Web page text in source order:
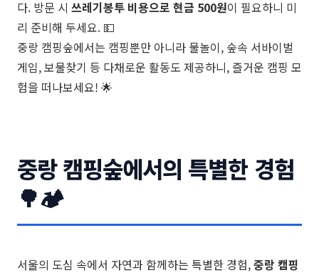
다. 방문 시 쓰레기봉투 비용으로 현금 500원이 필요하니 미
리 준비해 두세요. 💵
중랑 캠핑숲에서는 캠핑뿐만 아니라 물놀이, 숲속 서바이벌
게임, 보물찾기 등 다채로운 활동도 제공하니, 즐거운 캠핑 모
험을 떠나보세요! 🌟
중랑 캠핑숲에서의 특별한 경험
🌳🏕️
서울의 도심 속에서 자연과 함께하는 특별한 경험,중랑 캠핑